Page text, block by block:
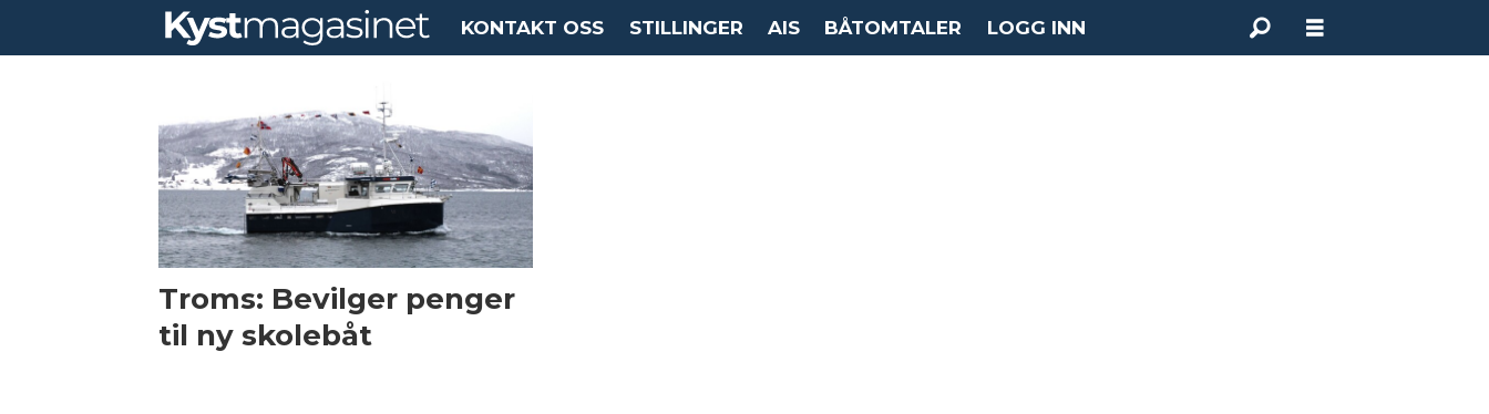
KONTAKT OSS STILLINGER AIS BÅTOMTALER LOGG INN
skolebåt
Troms: Bevilger penger
til ny skolebåt